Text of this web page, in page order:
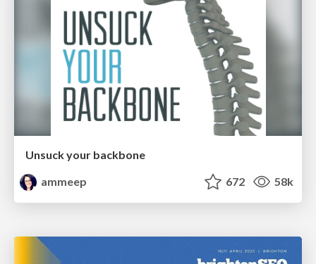
Unsuck your backbone
ammeep
672 58k